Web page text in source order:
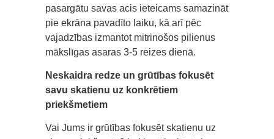
pasargātu savas acis ieteicams samazināt
pie ekrāna pavadīto laiku, kā arī pēc
vajadzības izmantot mitrinošos pilienus
mākslīgas asaras 3-5 reizes dienā.
Neskaidra redze un grūtības fokusēt
savu skatienu uz konkrētiem
priekšmetiem
Vai Jums ir grūtības fokusēt skatienu uz